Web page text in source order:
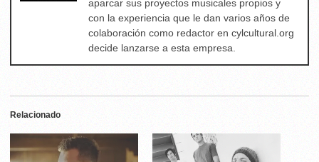
aparcar sus proyectos musicales propios y
con la experiencia que le dan varios años de
colaboración como redactor en cylcultural.org
decide lanzarse a esta empresa.
Relacionado